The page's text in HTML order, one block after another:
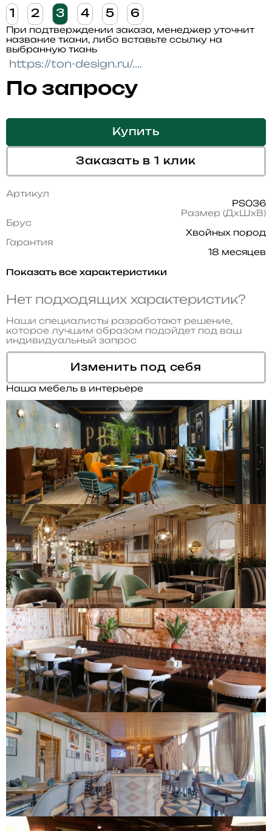
1 2 3 4 5 6
При подтверждении заказа, менеджер уточнит
название ткани, либо вставьте ссылку на
выбранную ткань
По запросу
Купить
Заказать в 1 клик
Артикул
PS036
Размер (ДхШхВ)
Брус
Хвойных пород
Гарантия
18 месяцев
Показать все характеристики
Нет подходящих характеристик?
Наши специалисты разработают решение,
которое лучшим образом подойдет под ваш
индивидуальный запрос
Изменить под себя
Наша мебель в интерьере